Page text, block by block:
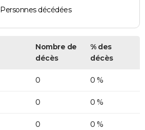
Personnes décédées
Nombre de
décès
% des
décès
0 0 %
0 0 %
0 0 %